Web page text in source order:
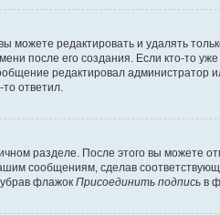
редактировать и удалять
после его создания. Если кто-то
редактировал
ответил.
разделе. После этого вы можете
сообщениям, сделав
флажок Присоединить подпись в